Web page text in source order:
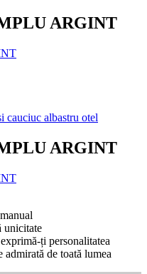
ARGINT
ARGINT
unicitate
ți personalitatea
admirată de toată lumea